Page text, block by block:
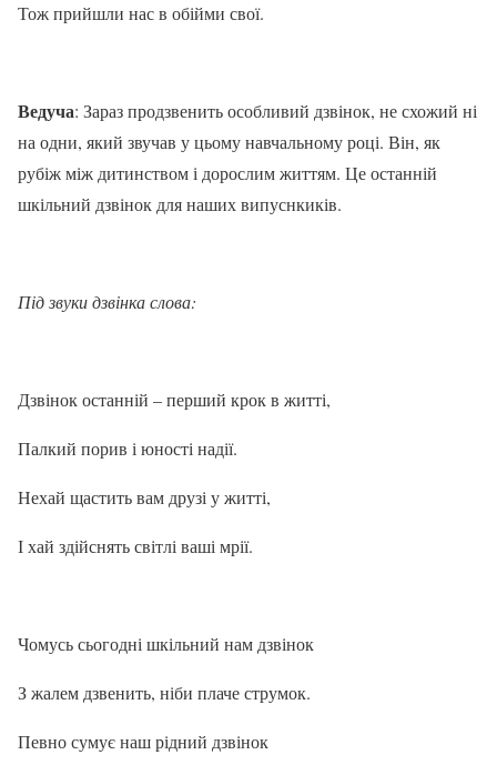
Тож прийшли нас в обійми свої.
Ведуча: Зараз продзвенить особливий дзвінок, не схожий ні
на одни, який звучав у цьому навчальному році. Він, як
рубіж між дитинством і дорослим життям. Це останній
шкільний дзвінок для наших випуснкиків.
Під звуки дзвінка слова:
Дзвінок останній – перший крок в житті,
Палкий порив і юності надії.
Нехай щастить вам друзі у житті,
І хай здійснять світлі ваші мрії.
Чомусь сьогодні шкільний нам дзвінок
З жалем дзвенить, ніби плаче струмок.
Певно сумує наш рідний дзвінок